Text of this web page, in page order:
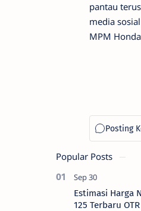
pantau
media
MPM
Popular Posts
Estimasi Harga
125 Terbaru